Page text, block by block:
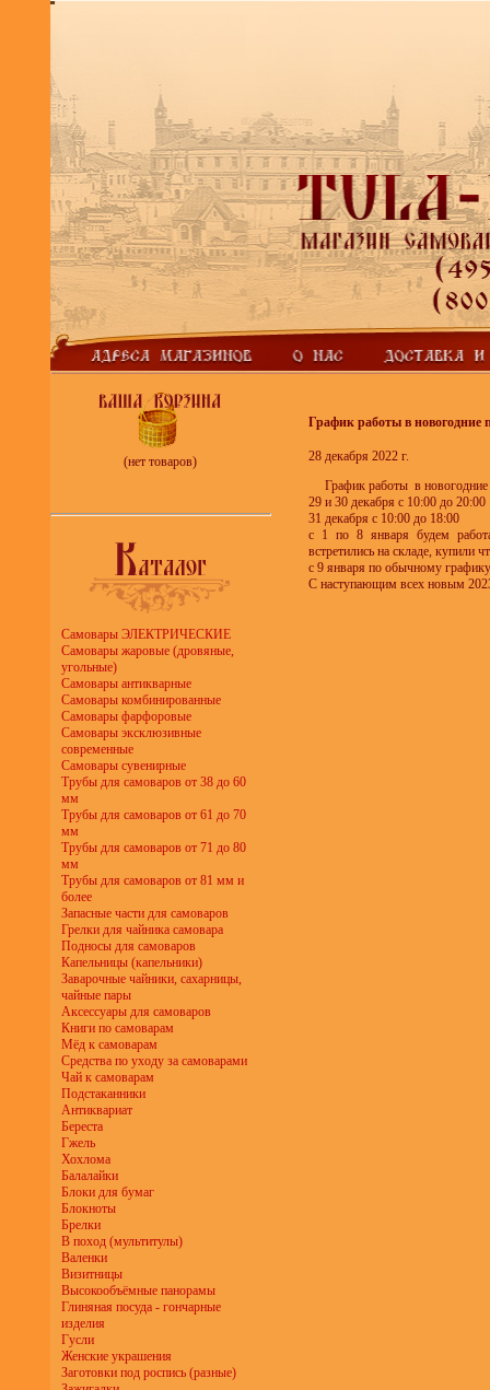
(нет товаров)
Самовары ЭЛЕКТРИЧЕСКИЕ
Самовары жаровые (дровяные,
угольные)
Самовары антикварные
Самовары комбинированные
Самовары фарфоровые
Самовары эксклюзивные
современные
Самовары сувенирные
Трубы для самоваров от 38 до 60
мм
Трубы для самоваров от 61 до 70
мм
Трубы для самоваров от 71 до 80
мм
Трубы для самоваров от 81 мм и
более
Запасные части для самоваров
Грелки для чайника самовара
Подносы для самоваров
Капельницы (капельники)
Заварочные чайники, сахарницы,
чайные пары
Аксессуары для самоваров
Книги по самоварам
Мёд к самоварам
Средства по уходу за самоварами
Чай к самоварам
Подстаканники
Антиквариат
Береста
Гжель
Хохлома
Балалайки
Блоки для бумаг
Блокноты
Брелки
В поход (мультитулы)
Валенки
Визитницы
Высокообъёмные панорамы
Глиняная посуда - гончарные
изделия
Гусли
Женские украшения
Заготовки под роспись (разные)
График работы в новогодние
28 декабря 2022 г.
График работы в новогодние
29 и 30 декабря с 10:00 до 20:00
31 декабря с 10:00 до 18:00
с 1 по 8 января будем
встретились на складе, купили
с 9 января по обычному
С наступающим всех новым